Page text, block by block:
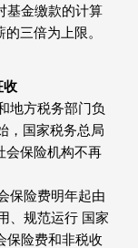
基金缴款的计算
三倍为上限。
收
地方税务部门负
，国家税务总局
会保险机构不再
保险费明年起由
、规范运行 国家
保险费和非税收